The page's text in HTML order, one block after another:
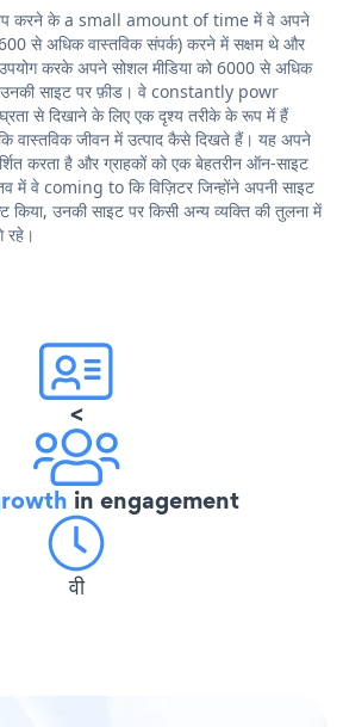
अप करने के a small amount of time में वे अपने
से अधिक वास्तविक संपर्क) करने में सक्षम थे और
करके अपने सोशल मीडिया को 6000 से अधिक
उनकी साइट पर फ़ीड। वे constantly powr
से दिखाने के लिए एक दृश्य तरीके के रूप में हैं
वास्तविक जीवन में उत्पाद कैसे दिखते हैं। यह अपने
करता है और ग्राहकों को एक बेहतरीन ऑन-साइट
में वे coming to कि विज़िटर जिन्होंने अपनी साइट
उनकी साइट पर किसी अन्य व्यक्ति की तुलना में
<
in engagement
वी